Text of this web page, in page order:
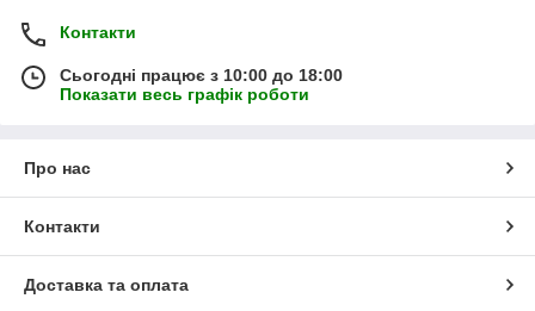
Контакти
Сьогодні працює з 10:00 до 18:00
Показати весь графік роботи
Про нас
Контакти
Доставка та оплата